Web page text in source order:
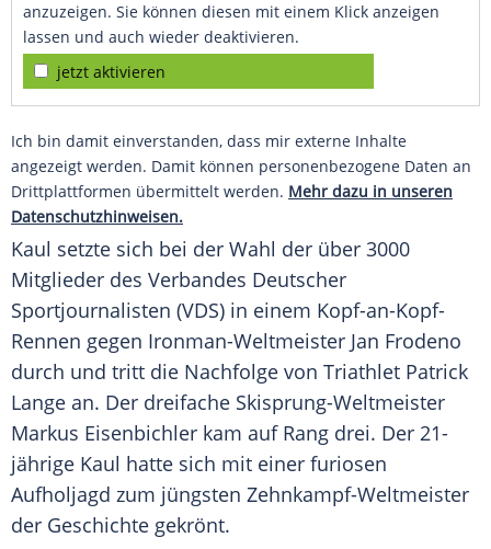
anzuzeigen. Sie können diesen mit einem Klick anzeigen
lassen und auch wieder deaktivieren.
jetzt aktivieren
Ich bin damit einverstanden, dass mir externe Inhalte
angezeigt werden. Damit können personenbezogene Daten an
Drittplattformen übermittelt werden. Mehr dazu in unseren
Datenschutzhinweisen.
Kaul setzte sich bei der Wahl der über 3000
Mitglieder des Verbandes Deutscher
Sportjournalisten (VDS) in einem Kopf-an-Kopf-
Rennen gegen Ironman-Weltmeister Jan Frodeno
durch und tritt die Nachfolge von Triathlet Patrick
Lange an. Der dreifache Skisprung-Weltmeister
Markus Eisenbichler kam auf Rang drei. Der 21-
jährige Kaul hatte sich mit einer furiosen
Aufholjagd zum jüngsten Zehnkampf-Weltmeister
der Geschichte gekrönt.